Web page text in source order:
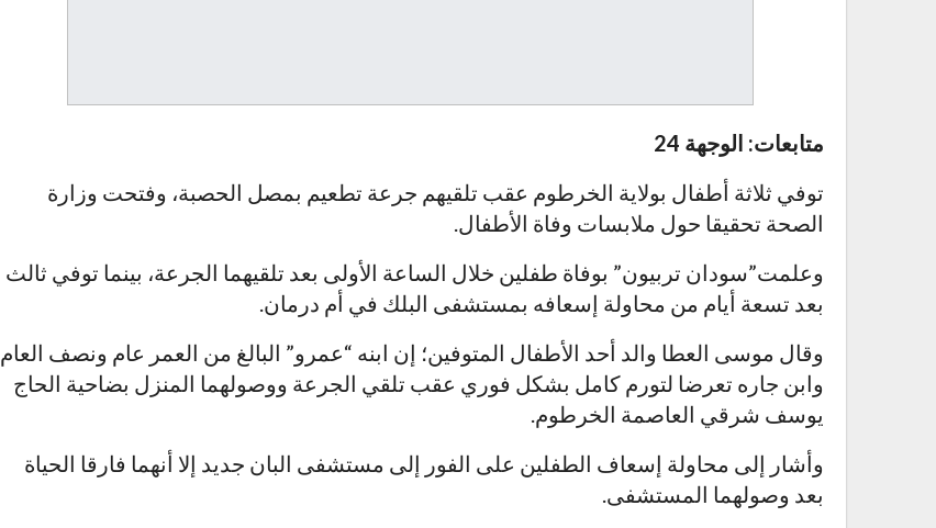
متابعات: الوجهة 24
توفي ثلاثة أطفال بولاية الخرطوم عقب تلقيهم جرعة تطعيم بمصل الحصبة، وفتحت وزارة
الصحة تحقيقا حول ملابسات وفاة الأطفال.
وعلمت”سودان تربيون” بوفاة طفلين خلال الساعة الأولى بعد تلقيهما الجرعة، بينما توفي ثالث
بعد تسعة أيام من محاولة إسعافه بمستشفى البلك في أم درمان.
وقال موسى العطا والد أحد الأطفال المتوفين؛ إن ابنه “عمرو” البالغ من العمر عام ونصف العام
وابن جاره تعرضا لتورم كامل بشكل فوري عقب تلقي الجرعة ووصولهما المنزل بضاحية الحاج
يوسف شرقي العاصمة الخرطوم.
وأشار إلى محاولة إسعاف الطفلين على الفور إلى مستشفى البان جديد إلا أنهما فارقا الحياة
بعد وصولهما المستشفى.